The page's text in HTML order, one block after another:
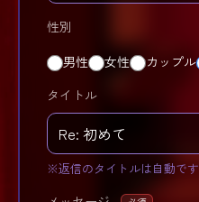
性別
男性 女性 カップル
タイトル
※返信のタイトルは自動です